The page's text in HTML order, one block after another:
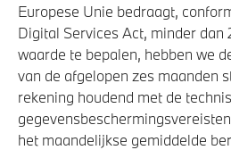
Europese Unie bedraagt,
Digital Services Act, minder dan
waarde te bepalen, hebben we
van de afgelopen zes maanden
rekening houdend met de
het maandelijkse gemiddelde